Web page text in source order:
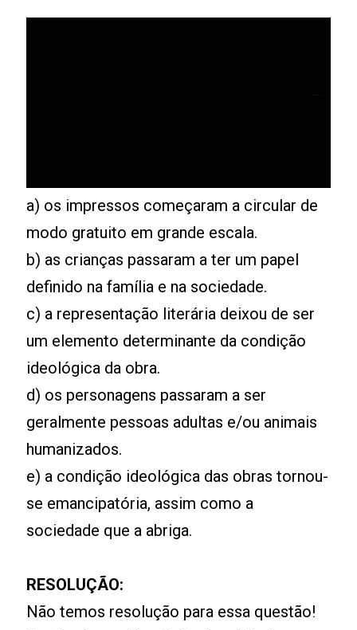
a) os impressos começaram a circular de
modo gratuito em grande escala.
b) as crianças passaram a ter um papel
definido na família e na sociedade.
c) a representação literária deixou de ser
um elemento determinante da condição
ideológica da obra.
d) os personagens passaram a ser
geralmente pessoas adultas e/ou animais
humanizados.
e) a condição ideológica das obras tornou-
se emancipatória, assim como a
sociedade que a abriga.
RESOLUÇÃO:
Não temos resolução para essa questão!